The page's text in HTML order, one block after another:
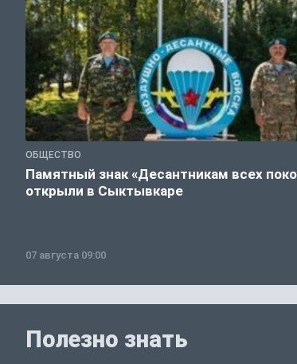
ОБЩЕСТВО
Памятный знак «Десантникам всех
открыли в Сыктывкаре
07 августа 09:00
Полезно знать